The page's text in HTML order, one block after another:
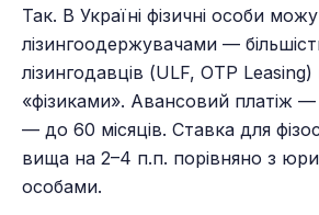
Так. В Україні фізичні особи
лізингоодержувачами —
лізингодавців (ULF, OTP
«фізиками». Авансовий платіж
— до 60 місяців. Ставка для
вища на 2–4 п.п. порівняно з
особами.